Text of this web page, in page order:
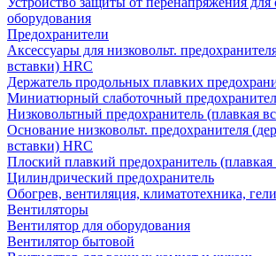
оборудования
Предохранители
Аксессуары для низковольт.
вставки) HRC
Держатель продольных плавких
Миниатюрный слаботочный
Низковольтный предохранитель (плавкая
Основание низковольт. предохранителя
вставки) HRC
Плоский плавкий предохранитель (плавкая
Цилиндрический предохранитель
Обогрев, вентиляция, климатотехника,
Вентиляторы
Вентилятор для оборудования
Вентилятор бытовой